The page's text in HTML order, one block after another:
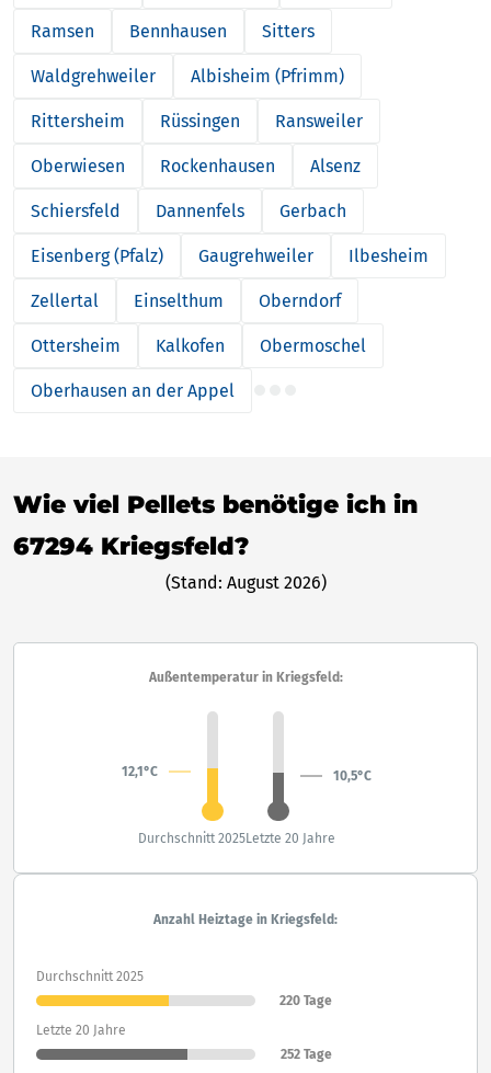
Ramsen Bennhausen Sitters
Waldgrehweiler Albisheim (Pfrimm)
Rittersheim Rüssingen Ransweiler
Oberwiesen Rockenhausen Alsenz
Schiersfeld Dannenfels Gerbach
Eisenberg (Pfalz) Gaugrehweiler Ilbesheim
Zellertal Einselthum Oberndorf
Ottersheim Kalkofen Obermoschel
Oberhausen an der Appel
Wie viel Pellets benötige ich in
67294 Kriegsfeld?
(Stand: August 2026)
Außentemperatur in Kriegsfeld:
12,1°C 10,5°C
Durchschnitt 2025Letzte 20 Jahre
Anzahl Heiztage in Kriegsfeld:
Durchschnitt 2025
220 Tage
Letzte 20 Jahre
252 Tage